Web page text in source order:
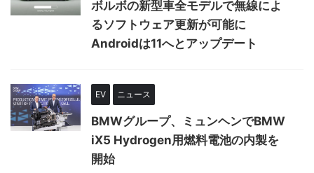
ボルボの新型車全モデルで無線によ
るソフトウェア更新が可能に
Androidは11へとアップデート
EV ニュース
BMWグループ、ミュンヘンでBMW
iX5 Hydrogen用燃料電池の内製を
開始